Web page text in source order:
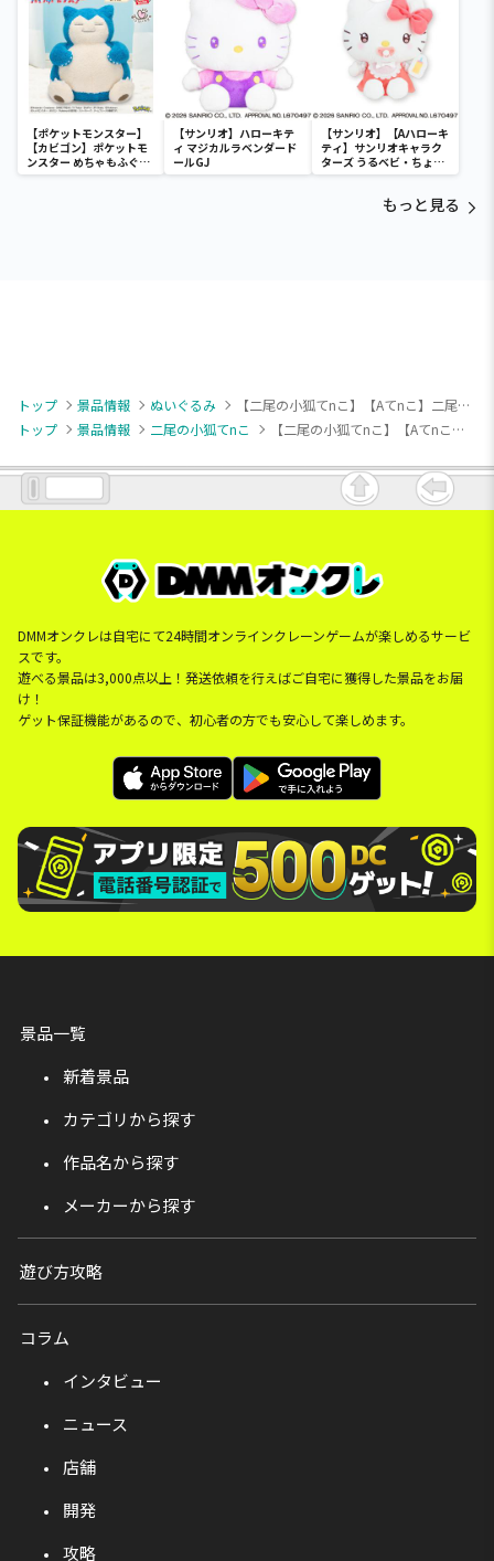
【ポケットモンスター】
【カビゴン】ポケットモ
ンスター めちゃもふぐっ
と ほっこりいやされぬい
【サンリオ】ハローキテ
ィ マジカルラベンダード
ールGJ
【サンリオ】【Aハローキ
ティ】サンリオキャラク
ターズ うるベビ・ちょい
デカドール
もっと見る
トップ 景品情報 ぬいぐるみ
【二尾の小狐てnこ】【Aてnこ】二尾の小狐てnこ カバンに付けられるぬいぐるみ～うちゃmeがつくったますこっと～
トップ
景品情報 二尾の小狐てnこ 【二尾の小狐てnこ】【Aてnこ】二尾の小狐てnこ カバンに付けられるぬいぐるみ～うちゃmeがつくったますこっと～
DMMオンクレは自宅にて24時間オンラインクレーンゲームが楽しめるサービ
スです。
遊べる景品は3,000点以上！発送依頼を行えばご自宅に獲得した景品をお届
け！
ゲット保証機能があるので、初心者の方でも安心して楽しめます。
景品一覧
新着景品
カテゴリから探す
作品名から探す
メーカーから探す
遊び方攻略
コラム
インタビュー
ニュース
店舗
開発
攻略